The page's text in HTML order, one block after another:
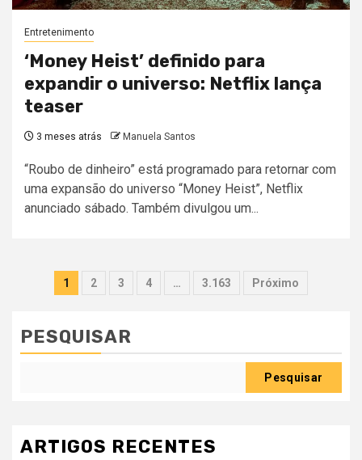
Entretenimento
‘Money Heist’ definido para
expandir o universo: Netflix lança
teaser
3 meses atrás Manuela Santos
“Roubo de dinheiro” está programado para retornar com
uma expansão do universo “Money Heist”, Netflix
anunciado sábado. Também divulgou um...
Paginação
conteúdos
1 2 3 4 … 3.163 Próximo
PESQUISAR
Pesquisar
ARTIGOS RECENTES